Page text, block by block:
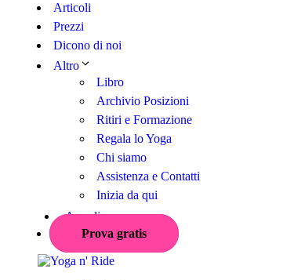
Articoli
Prezzi
Dicono di noi
Altro
Libro
Archivio Posizioni
Ritiri e Formazione
Regala lo Yoga
Chi siamo
Assistenza e Contatti
Inizia da qui
Accedi
Prova gratis